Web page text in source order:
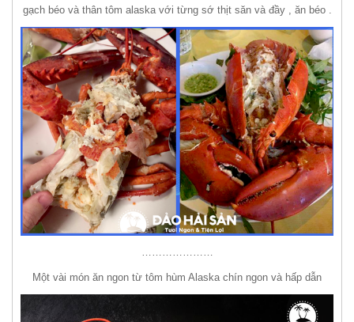
gạch béo và thân tôm alaska với từng sớ thịt săn và đầy , ăn béo .
…………………
Một vài món ăn ngon từ tôm hùm Alaska chín ngon và hấp dẫn